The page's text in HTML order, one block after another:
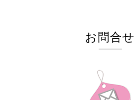
お問合せ